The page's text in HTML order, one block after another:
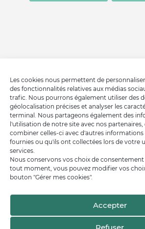
Les cookies nous permettent de
des fonctionnalités relatives aux médias
trafic. Nous pourrons également utiliser des
géolocalisation précises et analyser les
terminal. Nous partageons également des
l'utilisation de notre site avec nos
combiner celles-ci avec d'autres informations
fournies ou qu'ils ont collectées lors de votre
services.
Nous conservons vos choix de consentement
tout moment, vous pouvez modifier vos
bouton "Gérer mes cookies".
Accepter
Refuser